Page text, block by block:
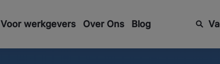
Voor werkgevers Over Ons Blog